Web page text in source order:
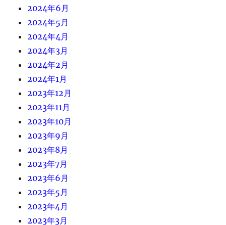
2024年6月
2024年5月
2024年4月
2024年3月
2024年2月
2024年1月
2023年12月
2023年11月
2023年10月
2023年9月
2023年8月
2023年7月
2023年6月
2023年5月
2023年4月
2023年3月